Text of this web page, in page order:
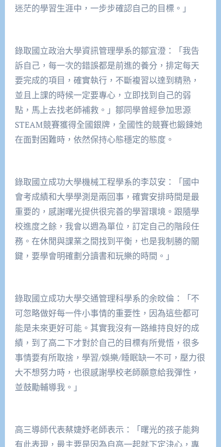
迷茫的學習生涯中，一步步確認自己的目標。」
錄取國立政治大學資訊管理學系的鄒宜澄：「我告
訴自己，每一次的錯誤都是前進的養分，排定每天
要完成的項目，確實執行，不斷複習以達到精熟，
並且上課的時候一定要專心，立即找到自己的弱
點，馬上去找老師補救。」鄒同學曾經參加思源
STEAM競賽獲得全國銀牌，全國性的競賽也鍛鍊她
在面對困難時，依然保持心態穩定的態度。
錄取國立成功大學機械工程學系的李苡安：「國中
會考成績和大學學測是兩回事，確實安排時間是最
重要的，感謝曙光提供很完善的學習環境。跟隨學
校進度之餘，我會以週為單位，訂定自己的階段任
務。在休閒與課業之間找到平衡，也是我制勝的關
鍵，要學會明確劃分讀書和玩樂的時間。」
錄取國立成功大學交通管理科學系的余旼倫：「不
可忽略做好每一件小事情的重要性，因為這些都可
能是未來更好可能。其實我沒有一路維持良好的成
績，到了高二下才對於自己的目標有所覺悟，很多
事情要有所取捨，學習/娛樂/睡眠缺一不可，壓力很
大不想努力時，也很感謝學校老師願意給我彈性，
並鼓勵輔導我。」
高三導師代表蔡婕妤老師表示：「曙光的孩子能夠
有此表現，最主要是因為自高一起就下定決心，專